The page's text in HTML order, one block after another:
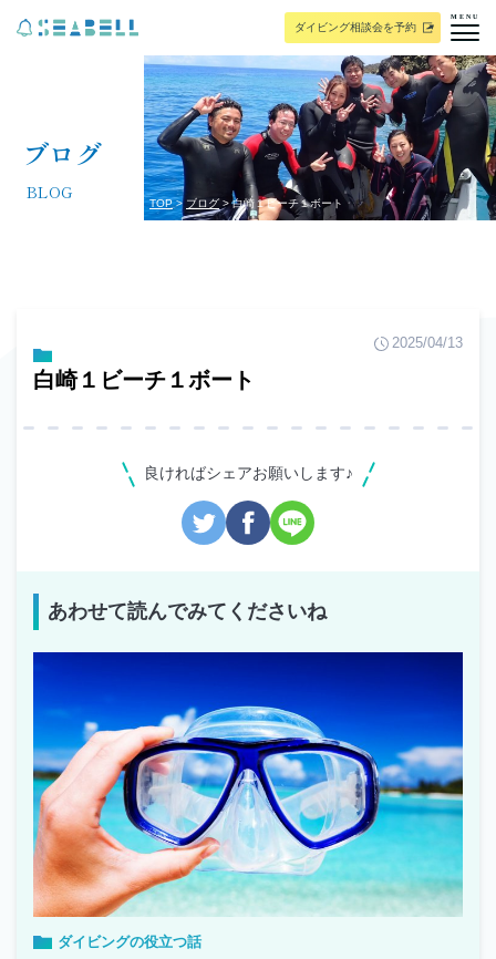
ダイビング相談会を予約
MENU
ブログ
BLOG TOP ブログ 白崎１ビーチ１ボート
2025/04/13
白崎１ビーチ１ボート
良ければシェアお願いします♪
あわせて読んでみてくださいね
ダイビングの役立つ話